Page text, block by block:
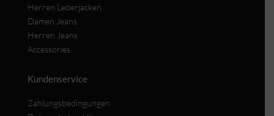
Herren Lederjacken
Damen Jeans
Herren Jeans
Accessories
Kundenservice
Zahlungsbedingungen